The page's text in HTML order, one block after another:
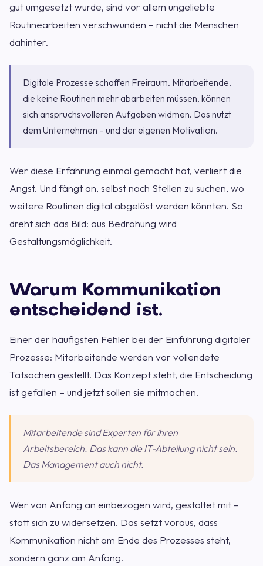
gut umgesetzt wurde, sind vor allem ungeliebte
Routinearbeiten verschwunden – nicht die Menschen
dahinter.
Digitale Prozesse schaffen Freiraum. Mitarbeitende,
die keine Routinen mehr abarbeiten müssen, können
sich anspruchsvolleren Aufgaben widmen. Das nutzt
dem Unternehmen – und der eigenen Motivation.
Wer diese Erfahrung einmal gemacht hat, verliert die
Angst. Und fängt an, selbst nach Stellen zu suchen, wo
weitere Routinen digital abgelöst werden könnten. So
dreht sich das Bild: aus Bedrohung wird
Gestaltungsmöglichkeit.
Warum Kommunikation
entscheidend ist.
Einer der häufigsten Fehler bei der Einführung digitaler
Prozesse: Mitarbeitende werden vor vollendete
Tatsachen gestellt. Das Konzept steht, die Entscheidung
ist gefallen – und jetzt sollen sie mitmachen.
Mitarbeitende sind Experten für ihren
Arbeitsbereich. Das kann die IT-Abteilung nicht sein.
Das Management auch nicht.
Wer von Anfang an einbezogen wird, gestaltet mit –
statt sich zu widersetzen. Das setzt voraus, dass
Kommunikation nicht am Ende des Prozesses steht,
sondern ganz am Anfang.